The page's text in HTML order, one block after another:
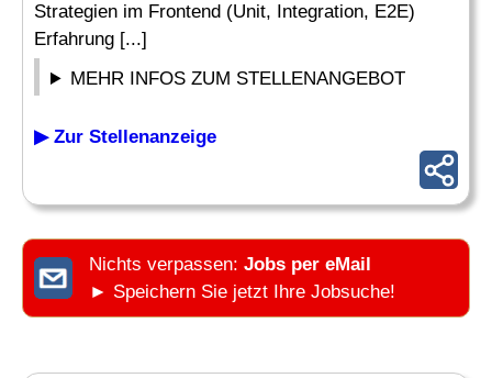
Strategien im Frontend (Unit, Integration, E2E)
Erfahrung [...]
MEHR INFOS ZUM STELLENANGEBOT
▶ Zur Stellenanzeige
Nichts verpassen: Jobs per eMail
► Speichern Sie jetzt Ihre Jobsuche!